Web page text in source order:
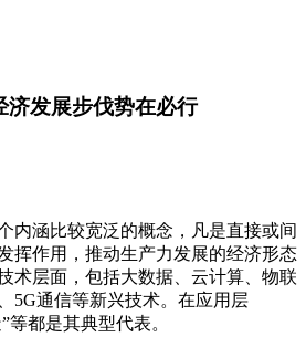
济发展步伐势在必行
涵比较宽泛的概念，凡是直接或间
挥作用，推动生产力发展的经济形态
术层面，包括大数据、云计算、物联
5G通信等新兴技术。在应用层
等都是其典型代表。